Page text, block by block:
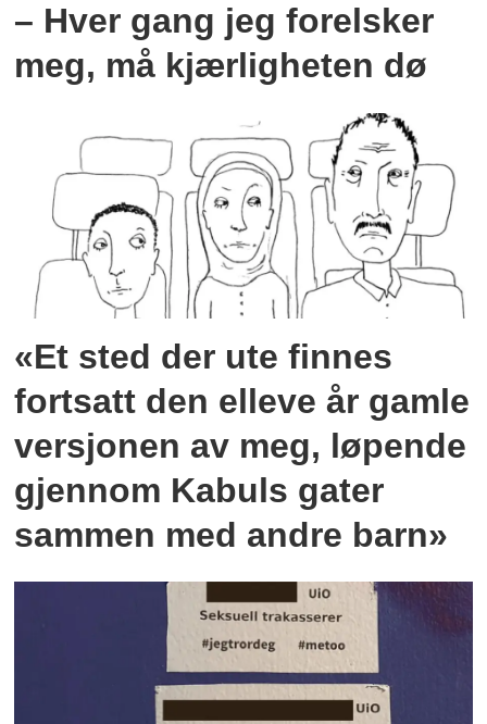
– Hver gang jeg forelsker
meg, må kjærligheten dø
«Et sted der ute finnes
fortsatt den elleve år gamle
versjonen av meg, løpende
gjennom Kabuls gater
sammen med andre barn»